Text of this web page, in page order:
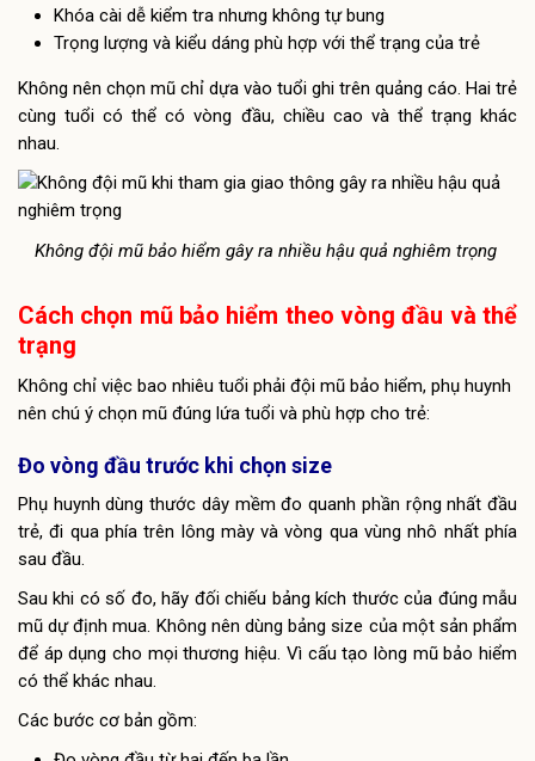
Khóa cài dễ kiểm tra nhưng không tự bung
Trọng lượng và kiểu dáng phù hợp với thể trạng của trẻ
Không nên chọn mũ chỉ dựa vào tuổi ghi trên quảng cáo. Hai trẻ
cùng tuổi có thể có vòng đầu, chiều cao và thể trạng khác
nhau.
Không đội mũ bảo hiểm gây ra nhiều hậu quả nghiêm trọng
Cách chọn mũ bảo hiểm theo vòng đầu và thể
trạng
Không chỉ việc bao nhiêu tuổi phải đội mũ bảo hiểm, phụ huynh
nên chú ý chọn mũ đúng lứa tuổi và phù hợp cho trẻ:
Đo vòng đầu trước khi chọn size
Phụ huynh dùng thước dây mềm đo quanh phần rộng nhất đầu
trẻ, đi qua phía trên lông mày và vòng qua vùng nhô nhất phía
sau đầu.
Sau khi có số đo, hãy đối chiếu bảng kích thước của đúng mẫu
mũ dự định mua. Không nên dùng bảng size của một sản phẩm
để áp dụng cho mọi thương hiệu. Vì cấu tạo lòng mũ bảo hiểm
có thể khác nhau.
Các bước cơ bản gồm: